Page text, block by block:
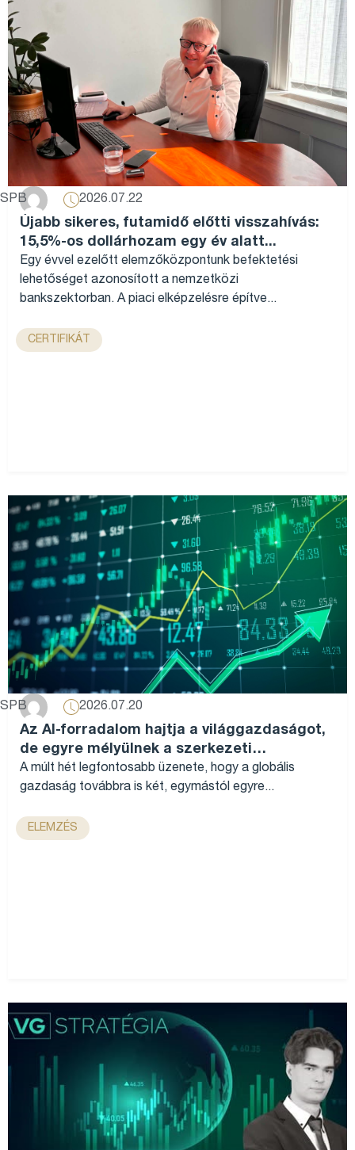
SPB 2026.07.22
Újabb sikeres, futamidő előtti visszahívás:
15,5%-os dollárhozam egy év alatt...
Egy évvel ezelőtt elemzőközpontunk befektetési
lehetőséget azonosított a nemzetközi
bankszektorban. A piaci elképzelésre építve...
CERTIFIKÁT
SPB 2026.07.20
Az AI-forradalom hajtja a világgazdaságot,
de egyre mélyülnek a szerkezeti
különbségek...
A múlt hét legfontosabb üzenete, hogy a globális
gazdaság továbbra is két, egymástól egyre...
ELEMZÉS